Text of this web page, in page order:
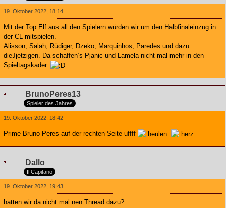
19. Oktober 2022, 18:14
Mit der Top Elf aus all den Spielern würden wir um den Halbfinaleinzug in
der CL mitspielen.
Alisson, Salah, Rüdiger, Dzeko, Marquinhos, Paredes und dazu
dieJjetzigen. Da schaffen‘s Pjanic und Lamela nicht mal mehr in den
Spieltagskader.
BrunoPeres13
Spieler des Jahres
19. Oktober 2022, 18:42
Prime Bruno Peres auf der rechten Seite uffff
Dallo
Il Capitano
19. Oktober 2022, 19:43
hatten wir da nicht mal nen Thread dazu?